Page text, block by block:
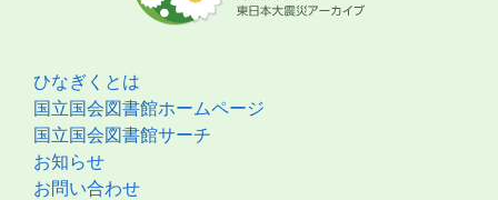
ひなぎくとは
国立国会図書館ホームページ
国立国会図書館サーチ
お知らせ
お問い合わせ